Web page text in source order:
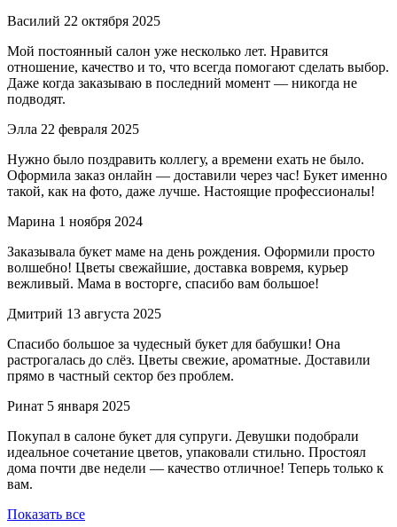
Василий 22 октября 2025
Мой постоянный салон уже несколько лет. Нравится
отношение, качество и то, что всегда помогают сделать выбор.
Даже когда заказываю в последний момент — никогда не
подводят.
Элла 22 февраля 2025
Нужно было поздравить коллегу, а времени ехать не было.
Оформила заказ онлайн — доставили через час! Букет именно
такой, как на фото, даже лучше. Настоящие профессионалы!
Марина 1 ноября 2024
Заказывала букет маме на день рождения. Оформили просто
волшебно! Цветы свежайшие, доставка вовремя, курьер
вежливый. Мама в восторге, спасибо вам большое!
Дмитрий 13 августа 2025
Спасибо большое за чудесный букет для бабушки! Она
растрогалась до слёз. Цветы свежие, ароматные. Доставили
прямо в частный сектор без проблем.
Ринат 5 января 2025
Покупал в салоне букет для супруги. Девушки подобрали
идеальное сочетание цветов, упаковали стильно. Простоял
дома почти две недели — качество отличное! Теперь только к
вам.
Показать все